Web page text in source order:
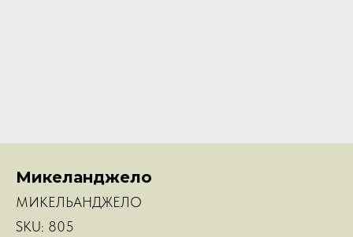
Микеланджело
МИКЕЛЬАНДЖЕЛО
SKU: 805